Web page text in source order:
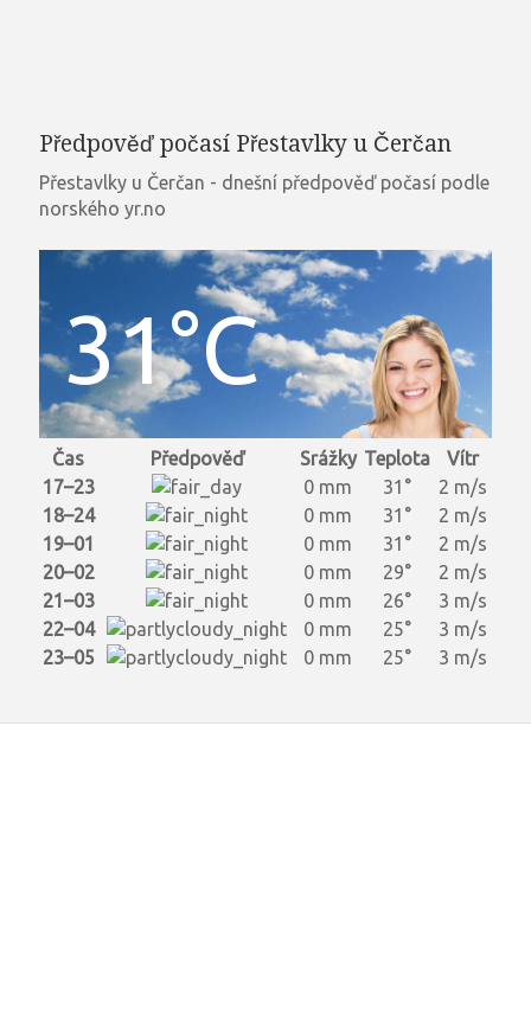
Předpověď počasí Přestavlky u Čerčan
Přestavlky u Čerčan - dnešní předpověď počasí podle
norského yr.no
31°C
Čas Předpověď Srážky Teplota
Vítr
17–23
0 mm 31°
2 m/s
18–24
0 mm 31°
2 m/s
19–01
0 mm 31°
2 m/s
20–02
0 mm 29°
2 m/s
21–03
0 mm 26°
3 m/s
22–04
0 mm 25°
3 m/s
23–05
0 mm 25° 3 m/s